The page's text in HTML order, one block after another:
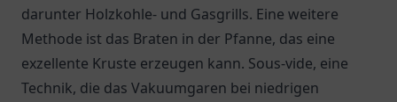
darunter Holzkohle- und Gasgrills. Eine weitere
Methode ist das Braten in der Pfanne, das eine
exzellente Kruste erzeugen kann. Sous-vide, eine
Technik, die das Vakuumgaren bei niedrigen